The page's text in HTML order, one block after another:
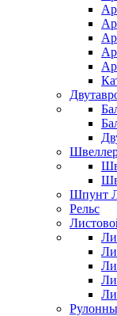
Шпунт
Рельс